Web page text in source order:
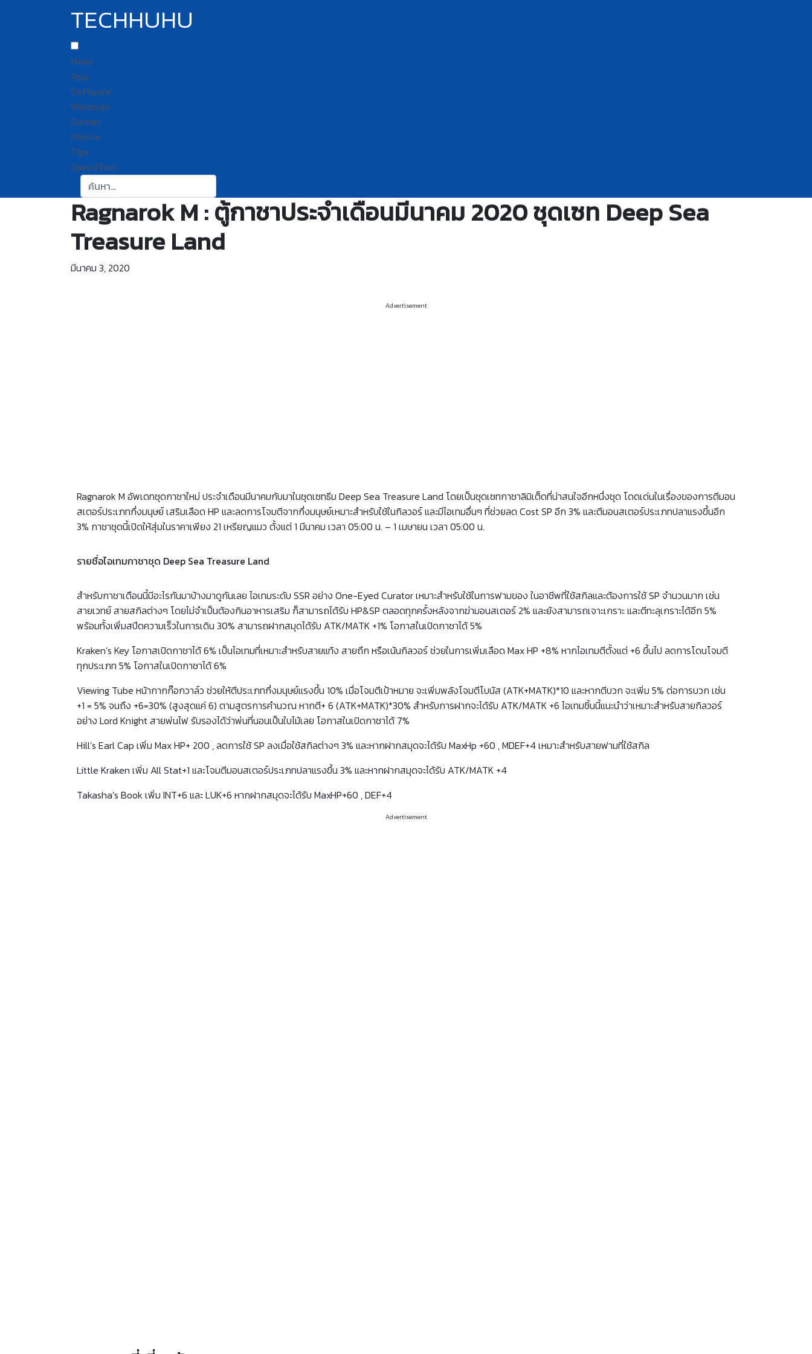
TECHHUHU
News
App
Software
Windows
Games
Mobile
Tips
SpeedTest
ค้นหา:
Ragnarok M : ตู้กาชาประจำเดือนมีนาคม 2020 ชุดเซท Deep Sea
Treasure Land
มีนาคม 3, 2020
Advertisement
Ragnarok M อัพเดทชุดกาชาใหม่ ประจำเดือนมีนาคมกับมาในชุดเซทธีม Deep Sea Treasure Land โดยเป็นชุดเซทกาชาลิมิเต็ดที่น่าสนใจอีกหนึ่งชุด โดดเด่นในเรื่องของการตีมอน
สเตอร์ประเภทกึ่งมนุษย์ เสริมเลือด HP และลดการโจมตีจากกึ่งมนุษย์​เหมาะสำหรับใช้ในกิลวอร์ และมีไอเทมอื่นๆ ที่ช่วยลด Cost SP อีก 3% และตีมอนสเตอร์ประเภทปลาแรงขึ้นอีก
3% กาชาชุดนี้เปิดให้สุ่มในราคาเพียง 21 เหรียญแมว ตั้งแต่ 1 มีนาคม เวลา 05:00 น. – 1 เมษายน เวลา 05:00 น.
รายชื่อไอเทมกาชาชุด Deep Sea Treasure Land
สำหรับกาชาเดือนนี้มีอะไรกันมาบ้างมาดูกันเลย ไอเทมระดับ SSR อย่าง One-Eyed Curator เหมาะสำหรับใช้ในการฟามของ ในอาชีพที่ใช้สกิลและต้องการใช้ SP จำนวนมาก เช่น
สายเวทย์ สายสกิลต่างๆ โดยไม่จำเป็นต้องกินอาหารเสริม ก็สามารถได้รับ HP&SP ตลอดทุกครั้งหลังจากฆ่ามอนสเตอร์ 2% และยังสามารถเจาะเกราะ และตีทะลุเกราะได้อีก 5%
พร้อมทั้งเพิ่มสปีดความเร็วในการเดิน 30% สามารถฝากสมุดได้รับ ATK/MATK +1% โอกาสในเปิดกาชาได้ 5%
Kraken’s Key โอกาสเปิดกาชาได้ 6% เป็นไอเทมที่เหมาะสำหรับสายแท้ง สายถึก หรือเน้นกิลวอร์ ช่วยในการเพิ่มเลือด Max HP +8% หากไอเทมตีตั้งแต่ +6 ขึ้นไป ลดการโดนโจมตี
ทุกประเภท 5% โอกาสในเปิดกาชาได้ 6%
Viewing Tube หน้ากากก๊อกวาล์ว ช่วยให้ตีประเภทกึ่งมนุษย์แรงขึ้น 10% เมื่อโจมตีเป้าหมาย จะเพิ่มพลังโจมตีโบนัส (ATK+MATK)*10 และหากตีบวก จะเพิ่ม 5% ต่อการบวก เช่น
+1 = 5% จนถึง +6=30% (สูงสุดแค่ 6) ตามสูตรการคำนวณ หากตี+ 6 (ATK+MATK)*30% สำหรับการฝากจะได้รับ ATK/MATK +6 ไอเทมชิ้นนี้แนะนำว่าเหมาะสำหรับสายกิลวอร์
อย่าง Lord Knight สายพ่นไฟ รับรองได้ว่าพ่นที่นอนเป็นใบไม้เลย โอกาสในเปิดกาชาได้ 7%
Hill’s Earl Cap เพิ่ม Max HP+ 200 , ลดการใช้ SP ลงเมื่อใช้สกิลต่างๆ 3% และหากฝากสมุดจะได้รับ MaxHp +60 , MDEF+4 เหมาะสำหรับสายฟามที่ใช้สกิล
Little Kraken เพิ่ม All Stat+1 และโจมตีมอนสเตอร์ประเภทปลาแรงขึ้น 3% และหากฝากสมุดจะได้รับ ATK/MATK +4
Takasha’s Book เพิ่ม INT+6 และ LUK+6 หากฝากสมุดจะได้รับ MaxHP+60 , DEF+4
Advertisement